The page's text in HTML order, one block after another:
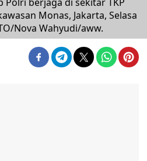
Monas, Jakarta, Selasa
Nova Wahyudi/aww.